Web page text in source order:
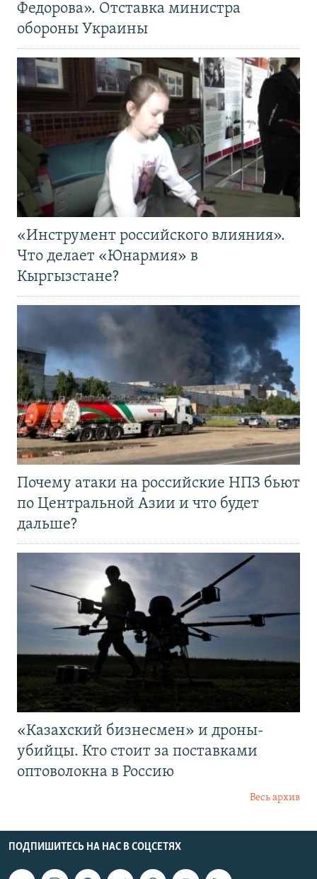
Федорова». Отставка министра
обороны Украины
«Инструмент российского влияния».
Что делает «Юнармия» в
Кыргызстане?
Почему атаки на российские НПЗ бьют
по Центральной Азии и что будет
дальше?
«Казахский бизнесмен» и дроны-
убийцы. Кто стоит за поставками
оптоволокна в Россию
Весь архив
ПОДПИШИТЕСЬ НА НАС В СОЦСЕТЯХ